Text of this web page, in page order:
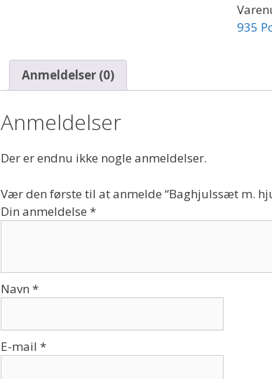
aksel
antal
935
Anmeldelser (0)
Anmeldelser
Der er endnu ikke nogle anmeldelser.
Vær den første til at anmelde “Baghjulssæt m.
Din anmeldelse *
Navn *
E-mail *